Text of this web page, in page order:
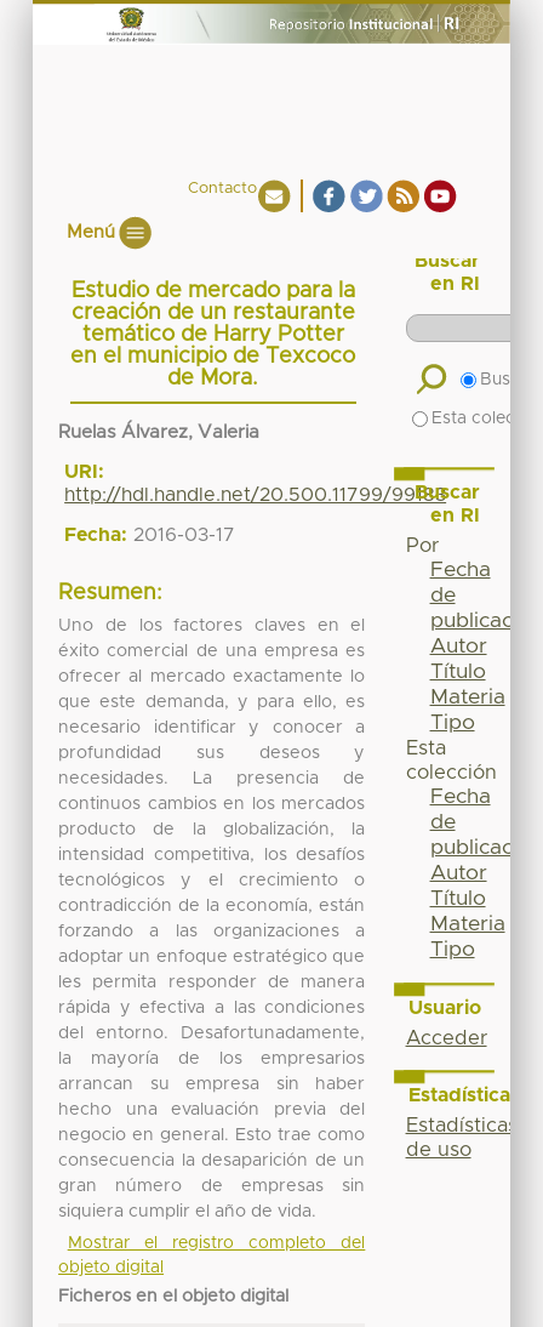
Contacto
Menú
Estudio de mercado para la
creación de un restaurante
temático de Harry Potter
en el municipio de Texcoco
de Mora.
Ruelas Álvarez, Valeria
URI:
http://hdl.handle.net/20.500.11799/99183
Fecha: 2016-03-17
Resumen:
Uno de los factores claves en el
éxito comercial de una empresa es
ofrecer al mercado exactamente lo
que este demanda, y para ello, es
necesario identificar y conocer a
profundidad sus deseos y
necesidades. La presencia de
continuos cambios en los mercados
producto de la globalización, la
intensidad competitiva, los desafíos
tecnológicos y el crecimiento o
contradicción de la economía, están
forzando a las organizaciones a
adoptar un enfoque estratégico que
les permita responder de manera
rápida y efectiva a las condiciones
del entorno. Desafortunadamente,
la mayoría de los empresarios
arrancan su empresa sin haber
hecho una evaluación previa del
negocio en general. Esto trae como
consecuencia la desaparición de un
gran número de empresas sin
siquiera cumplir el año de vida.
Mostrar el registro completo del
objeto digital
Ficheros en el objeto digital
Buscar
en RI
Buscar
Esta
Buscar
en RI
Por
Fecha
de
publicación
Autor
Título
Materia
Tipo
Esta
colección
Fecha
de
publicación
Autor
Título
Materia
Tipo
Usuario
Acceder
Estadísticas
Estadísticas
de uso